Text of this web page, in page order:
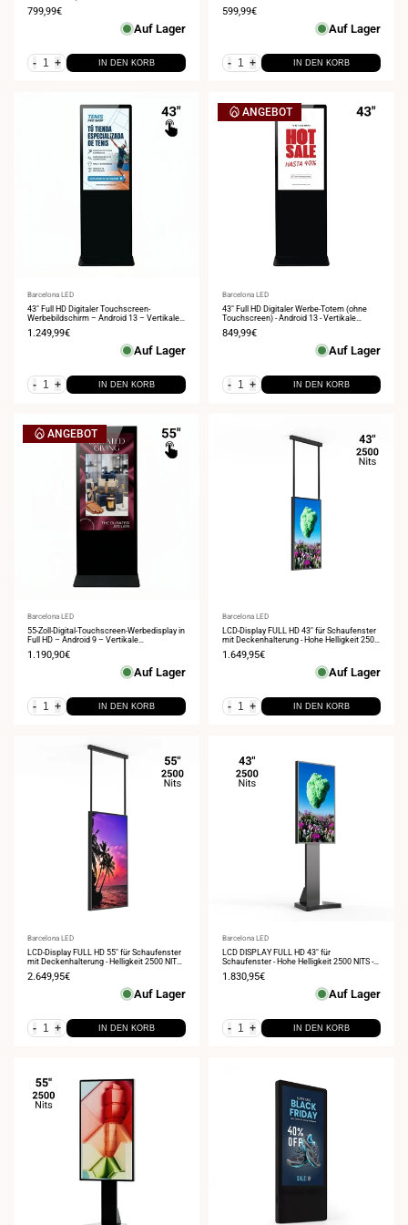
Verkaufspreis
799,99€
Auf Lager
- + IN DEN KORB
Verkaufspreis
599,99€
Auf Lager
- + IN DEN KORB
Anbieter:
Barcelona LED
43" Full HD Digitaler Touchscreen-
Werbebildschirm – Android 13 – Vertikale
Verkaufspreis
1.249,99€
Auf Lager
- + IN DEN KORB
ANGEBOT
Anbieter:
Barcelona LED
43" Full HD Digitaler Werbe-Totem (ohne
Touchscreen) - Android 13 - Vertikale
Verkaufspreis
849,99€
Auf Lager
- + IN DEN KORB
ANGEBOT
Anbieter:
Barcelona LED
55-Zoll-Digital-Touchscreen-Werbedisplay in
Full HD – Android 9 – Vertikale
Verkaufspreis
1.190,90€
Auf Lager
- + IN DEN KORB
Anbieter:
Barcelona LED
LCD-Display FULL HD 43" für Schaufenster
mit Deckenhalterung - Hohe Helligkeit 2500
Verkaufspreis
1.649,95€
Auf Lager
- + IN DEN KORB
Anbieter:
Barcelona LED
LCD-Display FULL HD 55" für Schaufenster
mit Deckenhalterung - Helligkeit 2500 NITS -
Verkaufspreis
2.649,95€
Auf Lager
- + IN DEN KORB
Anbieter:
Barcelona LED
LCD DISPLAY FULL HD 43" für
Schaufenster - Hohe Helligkeit 2500 NITS -
Verkaufspreis
1.830,95€
Auf Lager
- + IN DEN KORB